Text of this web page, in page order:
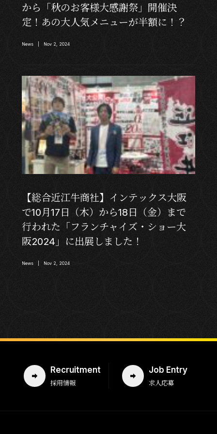
から「秋のお客様大感謝祭」開催決
定！あの大人気メニューが半額に！？
News | Nov 2, 2024
【総合近江牛商社】インテックス大阪
で10月17日（木）から18日（金）まで
行われた「フランチャイズ・ショー大
阪2024」に出展しました！
News | Nov 2, 2024
Recruitment
採用情報
Job Entry
求人応募